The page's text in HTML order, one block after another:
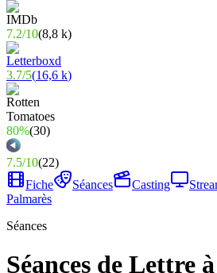
7.2/10(8,8 k)
3.7/5(16,6 k)
80%(30)
7.5/10(22)
Fiche
Séances Casting
Palmarès
Séances
Séances de Lettre